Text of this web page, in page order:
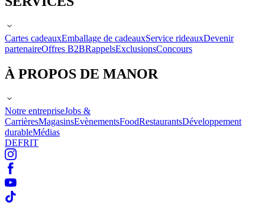
Cartes cadeauxEmballage de cadeauxService rideauxDevenir
partenaireOffres B2BRappelsExclusionsConcours
À PROPOS DE MANOR
Notre entrepriseJobs &
CarrièresMagasinsEvènementsFoodRestaurantsDéveloppement
durableMédias
DEFRIT